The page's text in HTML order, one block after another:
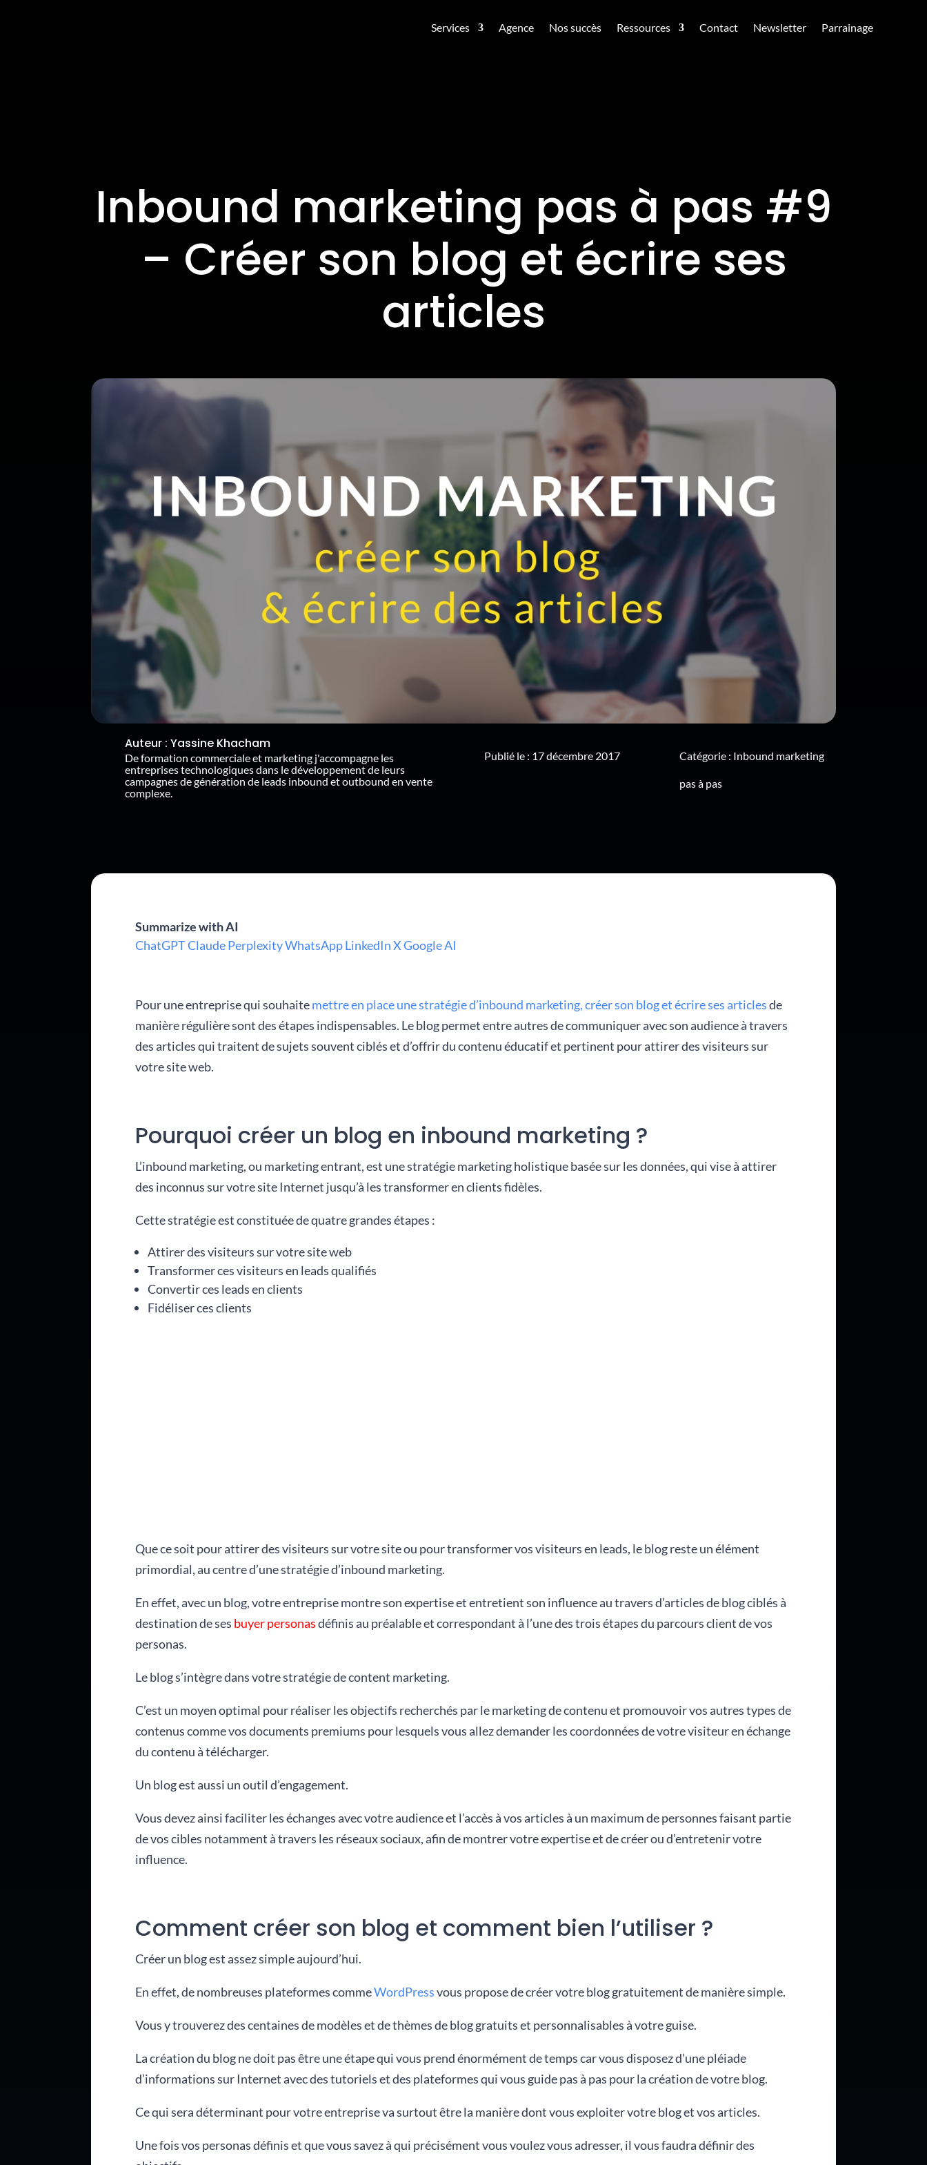
Services Agence Nos succès Ressources Contact Newsletter Parrainage
Inbound marketing pas à pas #9
– Créer son blog et écrire ses
articles
Auteur :Yassine Khacham
De formation commerciale et marketing j'accompagne les
entreprises technologiques dans le développement de leurs
campagnes de génération de leads inbound et outbound en vente
complexe.
Publié le : 17 décembre 2017 Catégorie : Inbound marketing
pas à pas
Summarize with AI
ChatGPTClaudePerplexityWhatsAppLinkedInXGoogle AI
Pour une entreprise qui souhaitemettre en place une stratégie d’inbound marketing, créer son blog et écrire ses articlesde
manière régulière sont des étapes indispensables. Le blog permet entre autres de communiquer avec son audience à travers
des articles qui traitent de sujets souvent ciblés et d’offrir du contenu éducatif et pertinent pour attirer des visiteurs sur
votre site web.
Pourquoi créer un blog en inbound marketing ?
L’inbound marketing, ou marketing entrant, est une stratégie marketing holistique basée sur les données, qui vise à attirer
des inconnus sur votre site Internet jusqu’à les transformer en clients fidèles.
Cette stratégie est constituée de quatre grandes étapes :
Attirer des visiteurs sur votre site web
Transformer ces visiteurs en leads qualifiés
Convertir ces leads en clients
Fidéliser ces clients
Que ce soit pour attirer des visiteurs sur votre site ou pour transformer vos visiteurs en leads, le blog reste un élément
primordial, au centre d’une stratégie d’inbound marketing.
En effet, avec un blog, votre entreprise montre son expertise et entretient son influence au travers d’articles de blog ciblés à
destination de ses buyer personasdéfinis au préalable et correspondant à l’une des trois étapes du parcours client de vos
personas.
Le blog s’intègre dans votre stratégie de content marketing.
C’est un moyen optimal pour réaliser les objectifs recherchés par le marketing de contenu et promouvoir vos autres types de
contenus comme vos documents premiums pour lesquels vous allez demander les coordonnées de votre visiteur en échange
du contenu à télécharger.
Un blog est aussi un outil d’engagement.
Vous devez ainsi faciliter les échanges avec votre audience et l’accès à vos articles à un maximum de personnes faisant partie
de vos cibles notamment à travers les réseaux sociaux, afin de montrer votre expertise et de créer ou d’entretenir votre
influence.
Comment créer son blog et comment bien l’utiliser ?
Créer un blog est assez simple aujourd’hui.
En effet, de nombreuses plateformes commeWordPressvous propose de créer votre blog gratuitement de manière simple.
Vous y trouverez des centaines de modèles et de thèmes de blog gratuits et personnalisables à votre guise.
La création du blog ne doit pas être une étape qui vous prend énormément de temps car vous disposez d’une pléiade
d’informations sur Internet avec des tutoriels et des plateformes qui vous guide pas à pas pour la création de votre blog.
Ce qui sera déterminant pour votre entreprise va surtout être la manière dont vous exploiter votre blog et vos articles.
Une fois vos personas définis et que vous savez à qui précisément vous voulez vous adresser, il vous faudra définir des